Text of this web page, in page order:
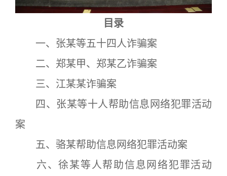
目录
一、张某等五十四人诈骗案
二、郑某甲、郑某乙诈骗案
三、江某某诈骗案
四、张某等十人帮助信息网络犯罪活动
案
五、骆某帮助信息网络犯罪活动案
六、徐某等人帮助信息网络犯罪活动